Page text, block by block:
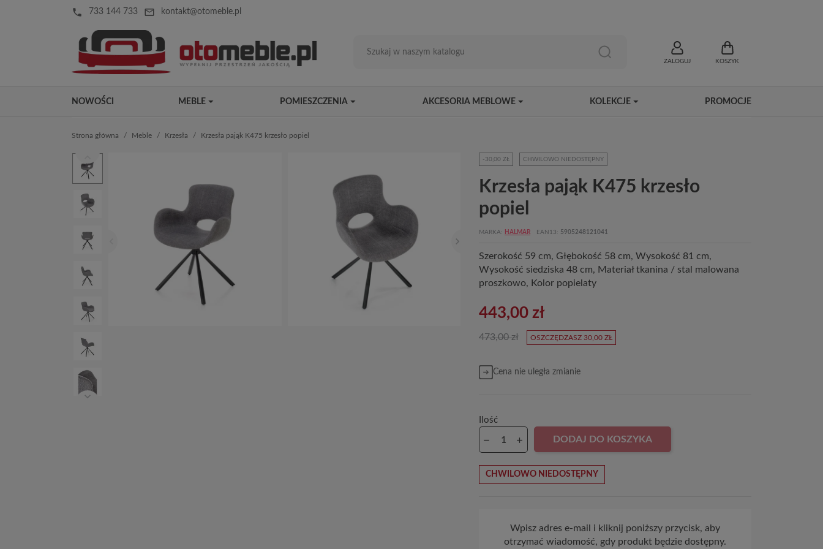
local_phone 733 144 733 mail_outline kontakt@otomeble.pl
ZALOGUJ KOSZYK
NOWOŚCI MEBLE POMIESZCZENIA AKCESORIA MEBLOWE KOLEKCJE PROMOCJE
Strona główna Meble Krzesła Krzesła pająk K475 krzesło popiel
-30,00 ZŁ CHWILOWO NIEDOSTĘPNY
Krzesła pająk K475 krzesło
popiel
MARKA HALMAR EAN13 5905248121041
Szerokość 59 cm, Głębokość 58 cm, Wysokość 81 cm,
Wysokość siedziska 48 cm, Materiał tkanina / stal malowana
proszkowo, Kolor popielaty
443,00 zł
473,00 zł OSZCZĘDZASZ 30,00 ZŁ
Cena nie uległa zmianie
Ilość
DODAJ DO KOSZYKA
CHWILOWO NIEDOSTĘPNY
Wpisz adres e-mail i kliknij poniższy przycisk, aby
otrzymać wiadomość, gdy produkt będzie dostępny.